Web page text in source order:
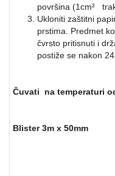
površina (1cm²
Ukloniti zaštitni
prstima. Predmet
čvrsto pritisnuti i
postiže se nakon 24
Čuvati na temperaturi
Blister 3m x 50mm